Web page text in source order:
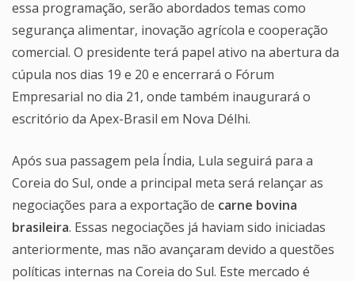
essa programação, serão abordados temas como
segurança alimentar, inovação agrícola e cooperação
comercial. O presidente terá papel ativo na abertura da
cúpula nos dias 19 e 20 e encerrará o Fórum
Empresarial no dia 21, onde também inaugurará o
escritório da Apex-Brasil em Nova Délhi.
Após sua passagem pela Índia, Lula seguirá para a
Coreia do Sul, onde a principal meta será relançar as
negociações para a exportação de carne bovina
brasileira. Essas negociações já haviam sido iniciadas
anteriormente, mas não avançaram devido a questões
políticas internas na Coreia do Sul. Este mercado é